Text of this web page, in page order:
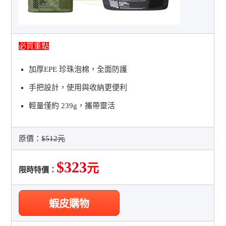
必買重點
加厚EPE 珍珠泡棉，全面防護
手把設計，使用與收納更便利
輕量僅約 239g，攜帶靈活
原價：$512元
限時特價： $323元
蝦皮購物